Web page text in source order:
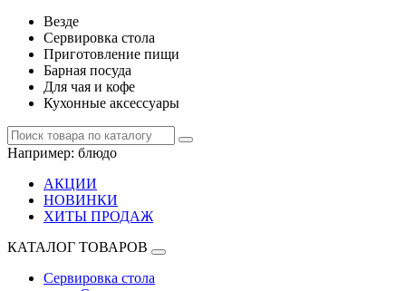
Везде
Сервировка стола
Приготовление пищи
Барная посуда
Для чая и кофе
Кухонные аксессуары
Например: блюдо
АКЦИИ
НОВИНКИ
ХИТЫ ПРОДАЖ
КАТАЛОГ ТОВАРОВ
Сервировка стола